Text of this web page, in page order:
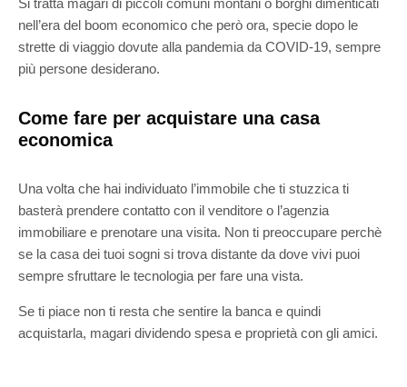
Si tratta magari di piccoli comuni montani o borghi dimenticati
nell’era del boom economico che però ora, specie dopo le
strette di viaggio dovute alla pandemia da COVID-19, sempre
più persone desiderano.
Come fare per acquistare una casa
economica
Una volta che hai individuato l’immobile che ti stuzzica ti
basterà prendere contatto con il venditore o l’agenzia
immobiliare e prenotare una visita. Non ti preoccupare perchè
se la casa dei tuoi sogni si trova distante da dove vivi puoi
sempre sfruttare le tecnologia per fare una vista.
Se ti piace non ti resta che sentire la banca e quindi
acquistarla, magari dividendo spesa e proprietà con gli amici.